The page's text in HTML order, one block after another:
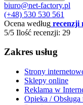
biuro@net-factory.pl
(+48) 530 530 561
Ocena według recenzji
5/5 Ilość recenzji: 29
Zakres usług
Strony
Sklepy online
Reklama w
Opieka / Obsługa